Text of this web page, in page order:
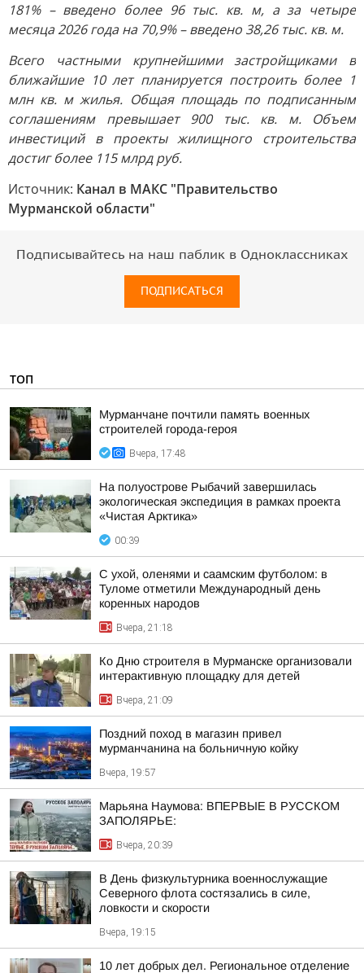
181% – введено более 96 тыс. кв. м, а за четыре
месяца 2026 года на 70,9% – введено 38,26 тыс. кв. м.
Всего частными крупнейшими застройщиками в
ближайшие 10 лет планируется построить более 1
млн кв. м жилья. Общая площадь по подписанным
соглашениям превышает 900 тыс. кв. м. Объем
инвестиций в проекты жилищного строительства
достиг более 115 млрд руб.
Источник: Канал в МАКС "Правительство
Мурманской области"
Подписывайтесь на наш паблик в Одноклассниках
ПОДПИСАТЬСЯ
ТОП
Мурманчане почтили память военных
строителей города-героя
Вчера, 17:48
На полуострове Рыбачий завершилась
экологическая экспедиция в рамках проекта
«Чистая Арктика»
00:39
С ухой, оленями и саамским футболом: в
Туломе отметили Международный день
коренных народов
Вчера, 21:18
Ко Дню строителя в Мурманске организовали
интерактивную площадку для детей
Вчера, 21:09
Поздний поход в магазин привел
мурманчанина на больничную койку
Вчера, 19:57
Марьяна Наумова: ВПЕРВЫЕ В РУССКОМ
ЗАПОЛЯРЬЕ:
Вчера, 20:39
В День физкультурника военнослужащие
Северного флота состязались в силе,
ловкости и скорости
Вчера, 19:15
10 лет добрых дел. Региональное отделение